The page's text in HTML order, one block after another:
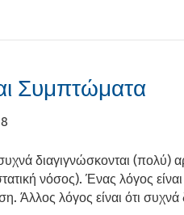
Συμπτώματα
διαγιγνώσκονται (πολύ)
νόσος). Ένας λόγος
Άλλος λόγος είναι ότι